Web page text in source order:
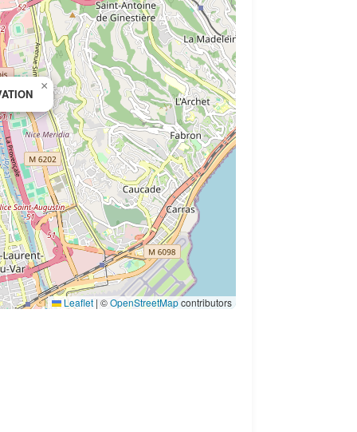
×
Leaflet | ©OpenStreetMapcontributors